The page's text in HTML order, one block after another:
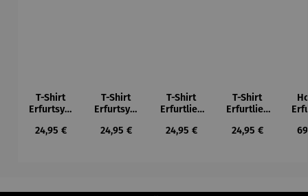
T-Shirt
Erfurtsym
Regulärer Preis:
24,95 €
T-Shirt
Erfurtsym
Regulärer Preis:
24,95 €
T-Shirt
Erfurtlieb
Regulärer Preis:
24,95 €
T-Shirt
Erfurtlieb
Regulärer Preis:
24,95 €